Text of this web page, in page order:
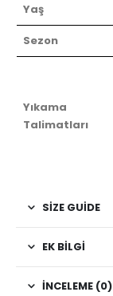
Yaş
Sezon
Yıkama
Talimatları
SIZE GUIDE
EK BILGI
İNCELEME (0)